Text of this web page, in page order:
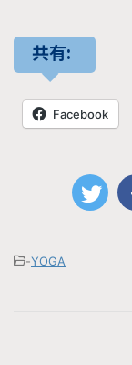
共有:
Facebook
-YOGA